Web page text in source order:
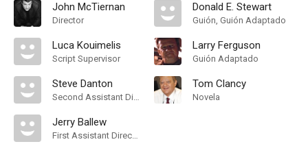
John McTiernan
Director
Luca Kouimelis
Script Supervisor
Steve Danton
Second Assistant Director
Jerry Ballew
First Assistant Director
Donald E. Stewart
Guión, Guión Adaptado
Larry Ferguson
Guión Adaptado
Tom Clancy
Novela